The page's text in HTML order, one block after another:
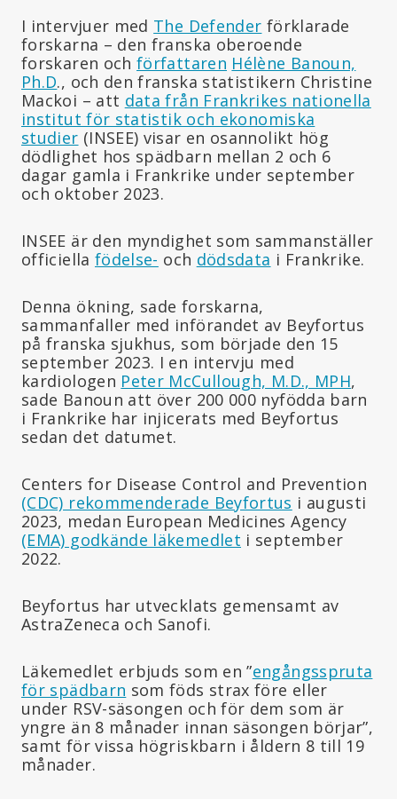
I intervjuer med The Defender förklarade
forskarna – den franska oberoende
forskaren ochförfattaren Hélène Banoun,
Ph.D., och den franska statistikern Christine
Mackoi – att data från Frankrikes nationella
institut för statistik och ekonomiska
studier (INSEE) visar en osannolikt hög
dödlighet hos spädbarn mellan 2 och 6
dagar gamla i Frankrike under september
och oktober 2023.
INSEE är den myndighet som sammanställer
officiella födelse- och dödsdata i Frankrike.
Denna ökning, sade forskarna,
sammanfaller med införandet av Beyfortus
på franska sjukhus, som började den 15
september 2023. I en intervju med
kardiologen Peter McCullough, M.D., MPH,
sade Banoun att över 200 000 nyfödda barn
i Frankrike har injicerats med Beyfortus
sedan det datumet.
Centers for Disease Control and Prevention
(CDC) rekommenderade Beyfortus i augusti
2023, medan European Medicines Agency
(EMA) godkände läkemedlet i september
2022.
Beyfortus har utvecklats gemensamt av
AstraZeneca och Sanofi.
Läkemedlet erbjuds som en ”engångsspruta
för spädbarn som föds strax före eller
under RSV-säsongen och för dem som är
yngre än 8 månader innan säsongen börjar”,
samt för vissa högriskbarn i åldern 8 till 19
månader.